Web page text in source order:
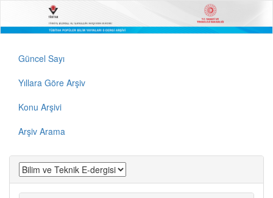
Güncel Sayı
Yıllara Göre Arşiv
Konu Arşivi
Arşiv Arama